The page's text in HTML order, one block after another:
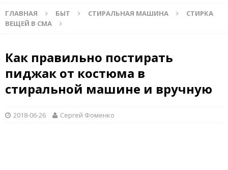
ГЛАВНАЯ БЫТ СТИРАЛЬНАЯ МАШИНА
СТИРКА
ВЕЩЕЙ В СМА
Как правильно постирать
пиджак от костюма в
стиральной машине и вручную
2018-06-26 Сергей Фоменко